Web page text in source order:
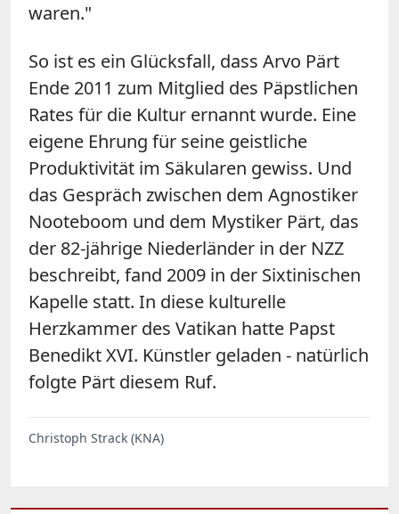
waren."
So ist es ein Glücksfall, dass Arvo Pärt
Ende 2011 zum Mitglied des Päpstlichen
Rates für die Kultur ernannt wurde. Eine
eigene Ehrung für seine geistliche
Produktivität im Säkularen gewiss. Und
das Gespräch zwischen dem Agnostiker
Nooteboom und dem Mystiker Pärt, das
der 82-jährige Niederländer in der NZZ
beschreibt, fand 2009 in der Sixtinischen
Kapelle statt. In diese kulturelle
Herzkammer des Vatikan hatte Papst
Benedikt XVI. Künstler geladen - natürlich
folgte Pärt diesem Ruf.
Christoph Strack (KNA)